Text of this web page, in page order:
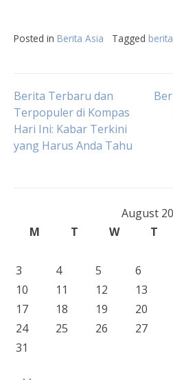
Posted in Berita Asia Tagged
Post
navigation
Berita Terbaru dan
Terpopuler di Kompas
Hari Ini: Kabar Terkini
yang Harus Anda Tahu
August
M
T W T
3
4 5 6
10
11 12 13
17
18 19 20
24
25 26 27
31